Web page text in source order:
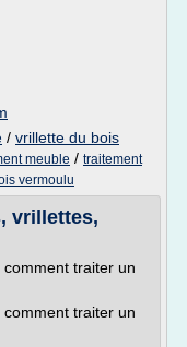
/ vrillette du bois
meuble / traitement
vermoulu
vrillettes,
traiter un
traiter un